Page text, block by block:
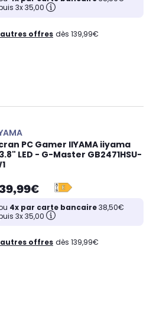
3x 35,00
autres offres dès 139,99€
PC Gamer IIYAMA iiyama
LED - G-Master GB2471HSU-
4x par carte bancaire38,50€
3x 35,00
autres offres dès 139,99€